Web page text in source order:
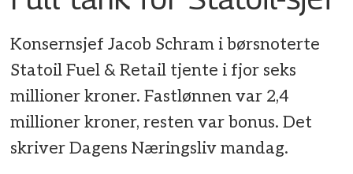
Konsernsjef Jacob Schram i børsnoterte
Statoil Fuel & Retail tjente i fjor seks
millioner kroner. Fastlønnen var 2,4
millioner kroner, resten var bonus. Det
skriver Dagens Næringsliv mandag.